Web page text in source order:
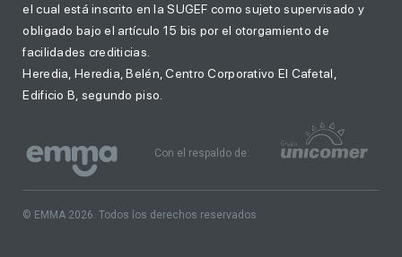
el cual está inscrito en la SUGEF como sujeto supervisado y
obligado bajo el artículo 15 bis por el otorgamiento de
facilidades crediticias.
Heredia, Heredia, Belén, Centro Corporativo El Cafetal,
Edificio B, segundo piso.
© EMMA 2026. Todos los derechos reservados
Con el respaldo de: